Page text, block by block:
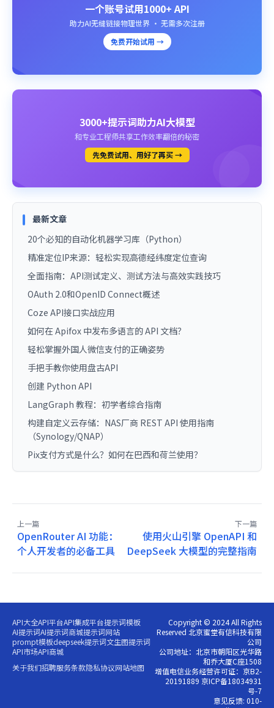
一个账号试用1000+ API
助力AI无缝链接物理世界 · 无需多次注册
免费开始试用 →
3000+提示词助力AI大模型
和专业工程师共享工作效率翻倍的秘密
先免费试用、用好了再买 →
最新文章
20个必知的自动化机器学习库（Python）
精准定位IP来源：轻松实现高德经纬度定位查询
全面指南：API测试定义、测试方法与高效实践技巧
OAuth 2.0和OpenID Connect概述
Coze API接口实战应用
如何在 Apifox 中发布多语言的 API 文档？
轻松掌握外国人微信支付的正确姿势
手把手教你使用盘古API
创建 Python API
LangGraph 教程：初学者综合指南
构建自定义云存储：NAS厂商 REST API 使用指南
（Synology/QNAP）
Pix支付方式是什么？如何在巴西和荷兰使用？
上一篇
OpenRouter AI 功能：
个人开发者的必备工具
下一篇
使用火山引擎 OpenAPI 和
DeepSeek 大模型的完整指南
API大全API平台API集成平台提示词模板
AI提示词AI提示词商城提示词网站
prompt模板deepseek提示词文生图提示词
API市场API商城
关于我们招聘服务条款隐私协议网站地图
Copyright © 2024 All Rights
Reserved 北京蜜堂有信科技有限
公司
公司地址：北京市朝阳区光华路
和乔大厦C座1508
增值电信业务经营许可证：京B2-
20191889 京ICP备18034931
号-7
意见反馈: 010-